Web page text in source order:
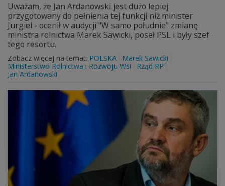
Uważam, że Jan Ardanowski jest dużo lepiej
przygotowany do pełnienia tej funkcji niż minister
Jurgiel - ocenił w audycji "W samo południe" zmianę
ministra rolnictwa Marek Sawicki, poseł PSL i były szef
tego resortu.
Zobacz więcej na temat: POLSKA
Marek Sawicki
Ministerstwo Rolnictwa i Rozwoju Wsi
Rząd RP
Jan Ardanowski